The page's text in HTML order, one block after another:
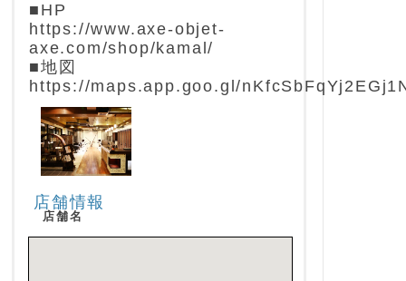
■HP
https://www.axe-objet-
axe.com/shop/kamal/
■地図
https://maps.app.goo.gl/
店舗情報
店舗名